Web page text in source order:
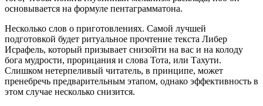
основывается на формуле пентаграмматона.
Несколько слов о приготовлениях. Самой лучшей
подготовкой будет ритуальное прочтение текста Либер
Исрафель, который призывает снизойти на вас и на колоду
бога мудрости, прорицания и слова Тота, или Тахути.
Слишком нетерпеливый читатель, в принципе, может
пренебречь предварительным этапом, однако эффективность в
этом случае несколько снизится.